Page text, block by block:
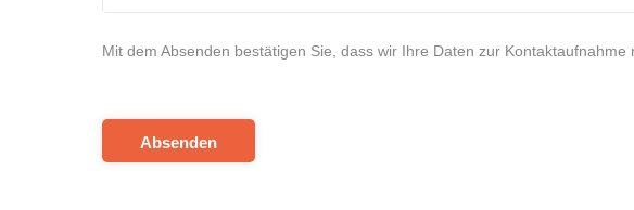
Mit dem Absenden bestätigen Sie, dass wir Ihre Daten zur
Absenden